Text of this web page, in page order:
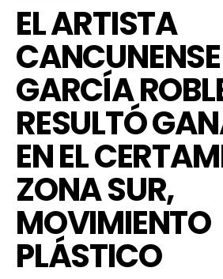
EL ARTISTA
GARCÍA
RESULTÓ
EN EL
ZONA SUR,
MOVIMIENTO
PLÁSTICO